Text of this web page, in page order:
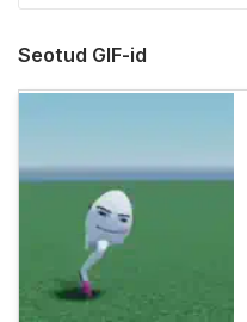
Seotud GIF-id